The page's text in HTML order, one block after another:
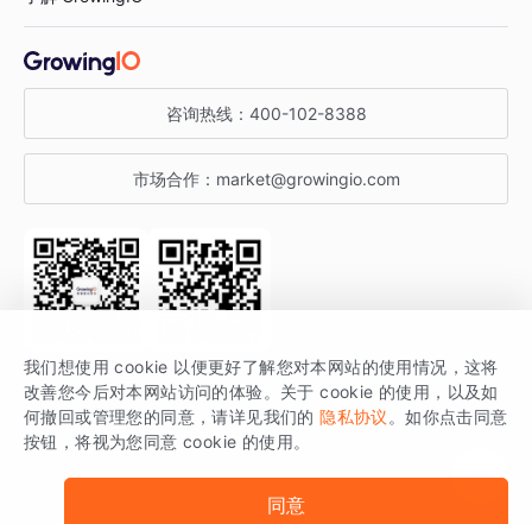
汽车行业
金融行业
智能运营
获客分析
增长公开课
增长博客
开发者文档
SDK 文档
场景指南
关于 GrowingIO
增长大会
行业活动
咨询热线： 400-102-8388
市场合作： market@growingio.com
关注公众号 获取更多干货
GrowingIO 是专注于数据智能分析与增长的品牌，核心平台为 GrowingIO
分析云。
版权所有 © 北京易数科技有限公司
我们想使用 cookie 以便更好了解您对本网站的使用情况，这将
改善您今后对本网站访问的体验。关于 cookie 的使用，以及如
何撤回或管理您的同意，请详见我们的 隐私协议 。如你点击同意
按钮，将视为您同意 cookie 的使用。
同意